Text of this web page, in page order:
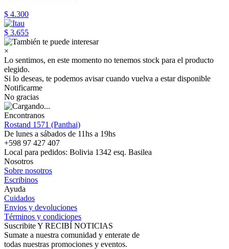
$ 4.300
$ 3.655
×
Lo sentimos, en este momento no tenemos stock para el producto
elegido.
Si lo deseas, te podemos avisar cuando vuelva a estar disponible
Notificarme
No gracias
Encontranos
Rostand 1571 (Panthai)
De lunes a sábados de 11hs a 19hs
+598 97 427 407
Local para pedidos: Bolivia 1342 esq. Basilea
Nosotros
Sobre nosotros
Escribinos
Ayuda
Cuidados
Envios y devoluciones
Términos y condiciones
Suscribite Y RECIBÍ NOTICIAS
Sumate a nuestra comunidad y enterate de
todas nuestras promociones y eventos.